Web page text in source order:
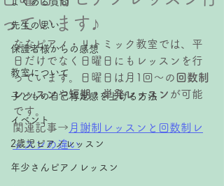
先生の思い
保護者様からの感想
教室について
子どもの自己肯定感を上げる方法
イベント
2歳児ピアノレッスン
年少さんピアノレッスン
っています♪
ななピアノ・リトミック教室では、平
日だけでなく日曜日にもレッスンを行
っています。日曜日は月1回〜の回数制
レッスンや短期・単発レッスン が可能
です。
関連記事→ 月謝制レッスンと回数制レ
ッスンの違い